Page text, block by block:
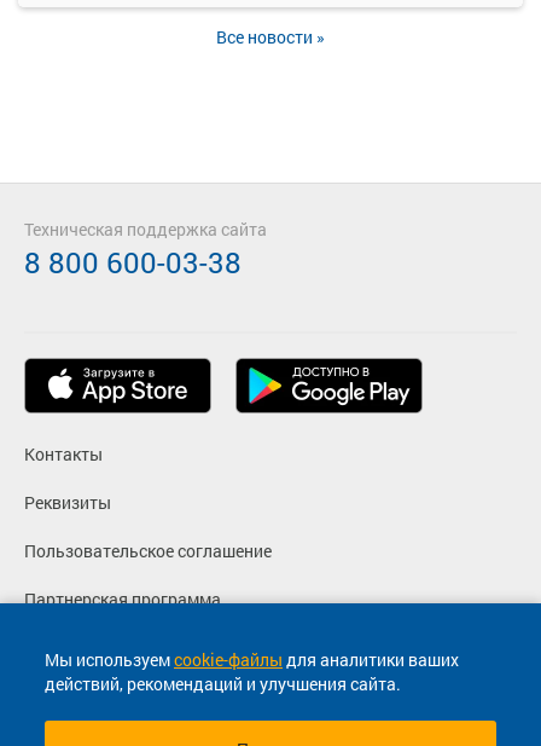
Все новости »
Мы используемcookie-файлы для аналитики ваших
действий, рекомендаций и улучшения сайта.
Контакты
Реквизиты
Пользовательское соглашение
Партнерская программа
Политика конфиденциальности
Согласие на маркетинговые сообщения
Техническая поддержка сайта
8 800 600-03-38